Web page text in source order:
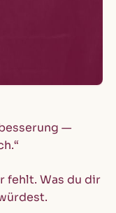
—
fehlt. Was du dir